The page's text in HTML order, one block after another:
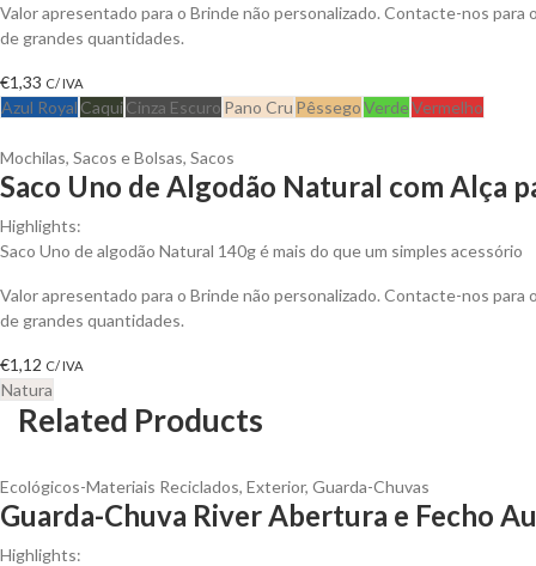
Valor apresentado para o Brinde não personalizado. Contacte-nos
de grandes quantidades.
€1,33 C/ IVA
Azul Royal CaquiCinza Escuro Pano Cru PêssegoVerdeVermelho
Mochilas, Sacos e Bolsas, Sacos
Saco Uno de Algodão Natural com Alça
Highlights:
Saco Uno de algodão Natural 140g é mais do que um simples acessório
Valor apresentado para o Brinde não personalizado. Contacte-nos
de grandes quantidades.
€1,12 C/ IVA
Natura
Related Products
Ecológicos-Materiais Reciclados, Exterior, Guarda-Chuvas
Guarda-Chuva River Abertura e Fecho
Highlights: